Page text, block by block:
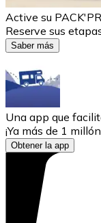
Active su
Reserve sus
Saber más
Una app que
¡Ya más de 1
Obtener la app